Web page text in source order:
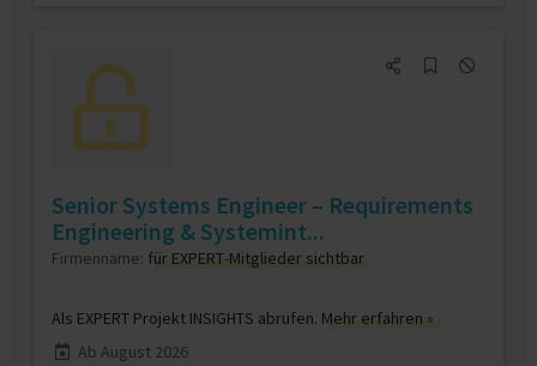
Senior Systems Engineer – Requirements
Engineering & Systemint...
Firmenname: für EXPERT-Mitglieder sichtbar
Als EXPERT Projekt INSIGHTS abrufen. Mehr erfahren »
Ab August 2026